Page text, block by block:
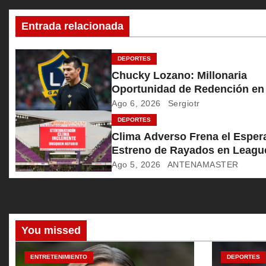
c
i
ó
n
d
e
e
n
t
r
a
Entrada relacionada
DEPORTES
Chucky Lozano: Millonaria
Oportunidad de Redención
Galaxy
Ago 6, 2026 Sergiotr
DEPORTES
Clima Adverso Frena el
Estreno de Rayados en
Cup
Ago 5, 2026 ANTENAMASTER
You missed
ENTRETENIMIENTO DEPORTES